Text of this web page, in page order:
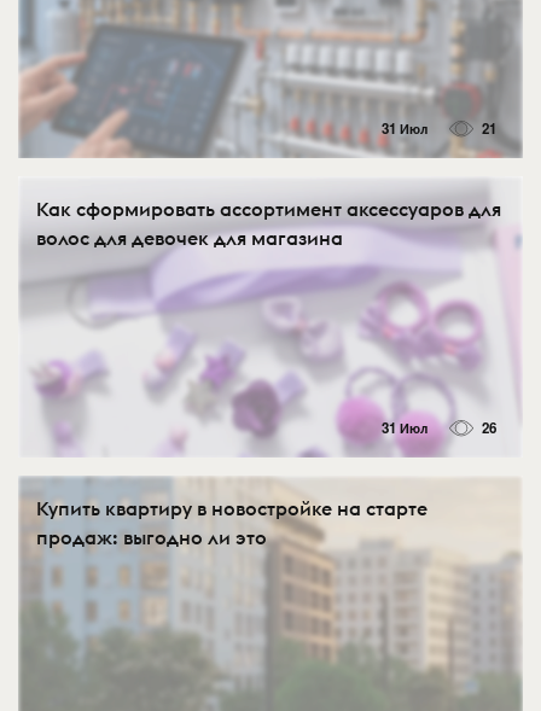
31 Июл 21
Как сформировать ассортимент аксессуаров для
волос для девочек для магазина
31 Июл 26
Купить квартиру в новостройке на старте
продаж: выгодно ли это